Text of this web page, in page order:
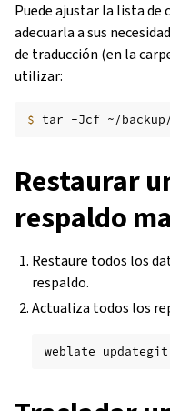
Puede ajustar la lista de
adecuarla a sus
de traducción (en la
utilizar:
$ tar -Jcf ~/
Restaurar
respaldo
Restaure todos los
respaldo.
Actualiza todos los
weblate updategit